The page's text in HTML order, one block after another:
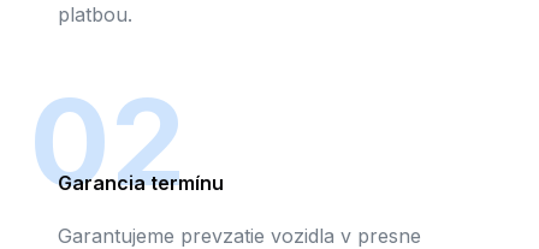
platbou.
02
Garancia termínu
Garantujeme prevzatie vozidla v presne